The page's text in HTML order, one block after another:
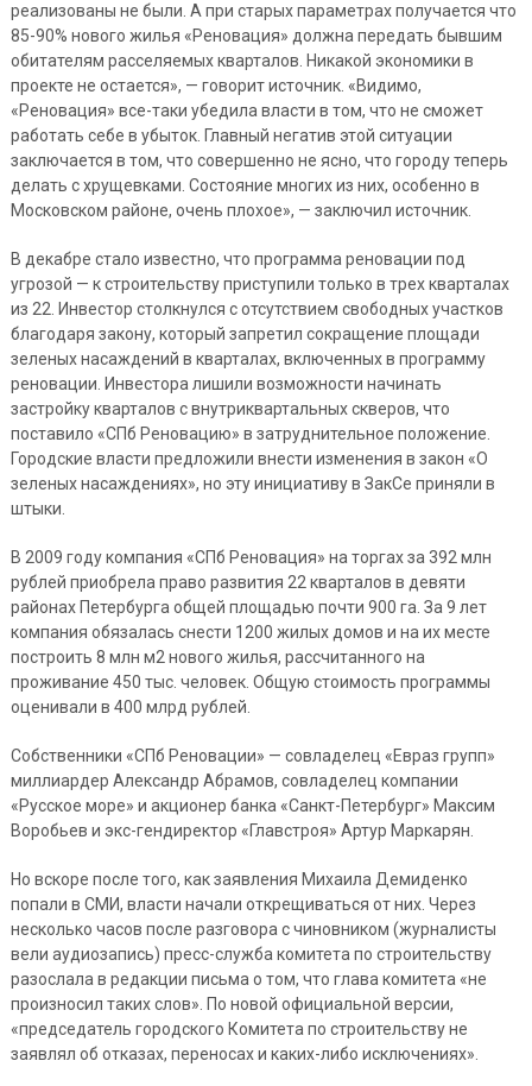
реализованы не были. А при старых параметрах получается что
85-90% нового жилья «Реновация» должна передать бывшим
обитателям расселяемых кварталов. Никакой экономики в
проекте не остается», — говорит источник. «Видимо,
«Реновация» все-таки убедила власти в том, что не сможет
работать себе в убыток. Главный негатив этой ситуации
заключается в том, что совершенно не ясно, что городу теперь
делать с хрущевками. Состояние многих из них, особенно в
Московском районе, очень плохое», — заключил источник.
В декабре стало известно, что программа реновации под
угрозой — к строительству приступили только в трех кварталах
из 22. Инвестор столкнулся с отсутствием свободных участков
благодаря закону, который запретил сокращение площади
зеленых насаждений в кварталах, включенных в программу
реновации. Инвестора лишили возможности начинать
застройку кварталов с внутриквартальных скверов, что
поставило «СПб Реновацию» в затруднительное положение.
Городские власти предложили внести изменения в закон «О
зеленых насаждениях», но эту инициативу в ЗакСе приняли в
штыки.
В 2009 году компания «СПб Реновация» на торгах за 392 млн
рублей приобрела право развития 22 кварталов в девяти
районах Петербурга общей площадью почти 900 га. За 9 лет
компания обязалась снести 1200 жилых домов и на их месте
построить 8 млн м2 нового жилья, рассчитанного на
проживание 450 тыс. человек. Общую стоимость программы
оценивали в 400 млрд рублей.
Собственники «СПб Реновации» — совладелец «Евраз групп»
миллиардер Александр Абрамов, совладелец компании
«Русское море» и акционер банка «Санкт-Петербург» Максим
Воробьев и экс-гендиректор «Главстроя» Артур Маркарян.
Но вскоре после того, как заявления Михаила Демиденко
попали в СМИ, власти начали открещиваться от них. Через
несколько часов после разговора с чиновником (журналисты
вели аудиозапись) пресс-служба комитета по строительству
разослала в редакции письма о том, что глава комитета «не
произносил таких слов». По новой официальной версии,
«председатель городского Комитета по строительству не
заявлял об отказах, переносах и каких-либо исключениях».